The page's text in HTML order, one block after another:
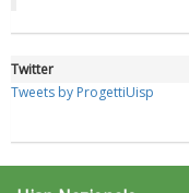
Twitter
Tweets by ProgettiUisp